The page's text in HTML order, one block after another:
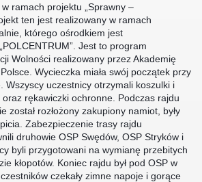
ramach projektu „Sprawny –
ten jest realizowany w ramach
którego ośrodkiem jest
Jest to program
Wolności realizowany przez Akademię
Wycieczka miała swój początek przy
Wszyscy uczestnicy otrzymali koszulki i
rękawiczki ochronne. Podczas rajdu
został rozłożony zakupiony namiot, były
Zabezpieczenie trasy rajdu
druhowie OSP Swędów, OSP Stryków i
byli przygotowani na wymianę przebitych
kłopotów. Koniec rajdu był pod OSP w
czekały zimne napoje i gorące